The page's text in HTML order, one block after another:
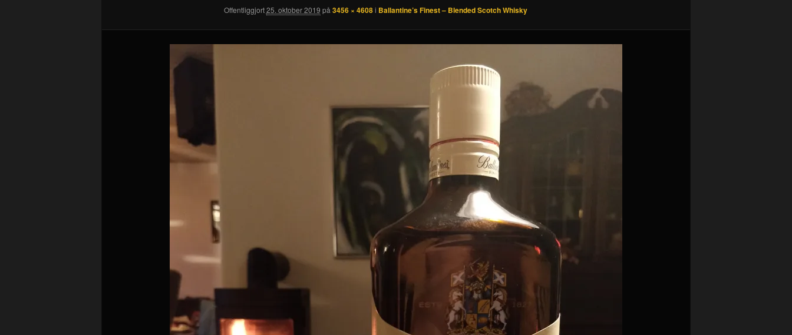
Offentliggjort25. oktober 2019 på 3456 × 4608i Ballantine’s Finest – Blended Scotch Whisky